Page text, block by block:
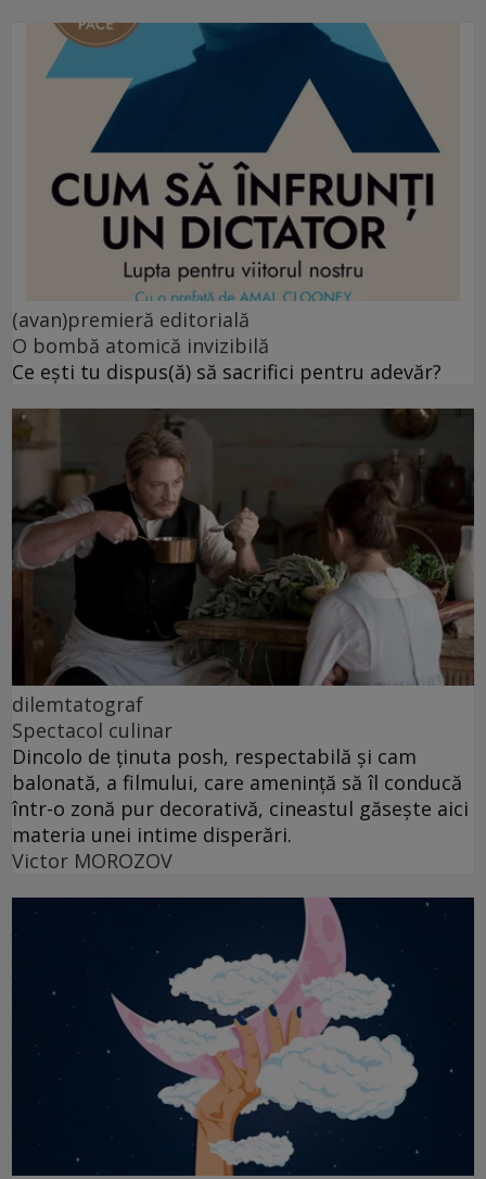
(avan)premieră editorială
O bombă atomică invizibilă
Ce ești tu dispus(ă) să sacrifici pentru adevăr?
dilemtatograf
Spectacol culinar
Dincolo de ținuta posh, respectabilă și cam
balonată, a filmului, care amenință să îl conducă
într-o zonă pur decorativă, cineastul găsește aici
materia unei intime disperări.
Victor MOROZOV